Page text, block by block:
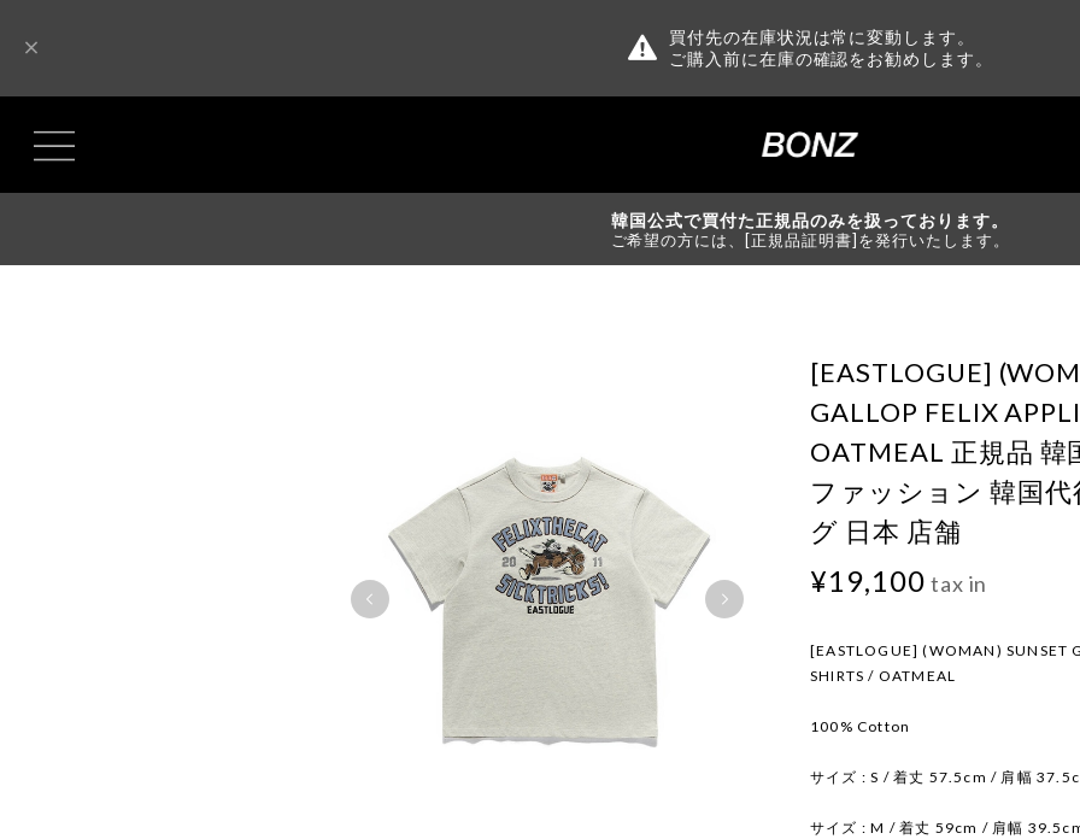
買付先の在庫状況は常に変動します。
ご購入前に在庫の確認をお勧めします。
韓国公式で買付た正規品のみを扱っております。
ご希望の方には、[正規品証明書]を発行いたします。
[EASTLOGUE]
GALLOP FELIX
OATMEAL 正規品 韓
ファッション 韓国
グ 日本 店舗
¥19,100 tax in
[EASTLOGUE] (WOMAN) SUNSET
SHIRTS / OATMEAL
100% Cotton
サイズ : S / 着丈 57.5cm / 肩幅
サイズ : M / 着丈 59cm / 肩幅